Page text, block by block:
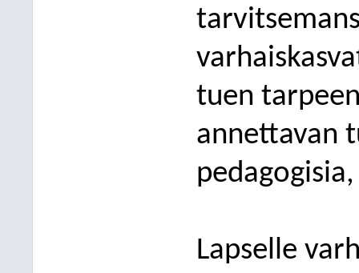
tuen
annettavan
Lapselle